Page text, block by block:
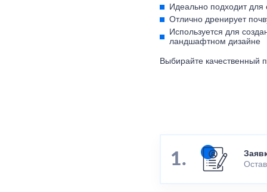
Идеально подходит для
Отлично дренирует
Используется для
ландшафтном дизайне
Выбирайте качественный